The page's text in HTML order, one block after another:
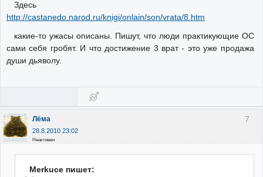
Здесь
http://castanedo.narod.ru/knigi/onlain/son/vrata/8.htm
какие-то ужасы описаны. Пишут, что люди практикующие ОС
сами себя гробят. И что достижение 3 врат - это уже продажа
души дьяволу.
7
Лёма
28.8.2010 23:02
Неактивен
Merkuce пишет: